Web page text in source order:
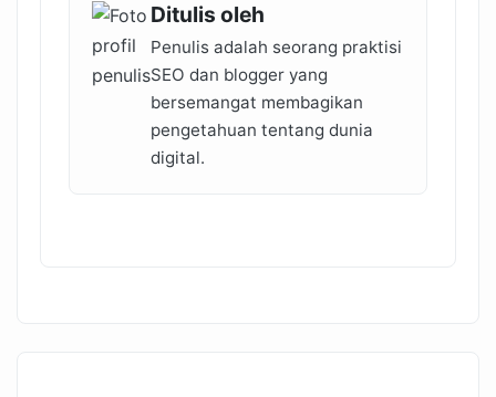
Ditulis oleh
Penulis adalah seorang praktisi
SEO dan blogger yang
bersemangat membagikan
pengetahuan tentang dunia
digital.